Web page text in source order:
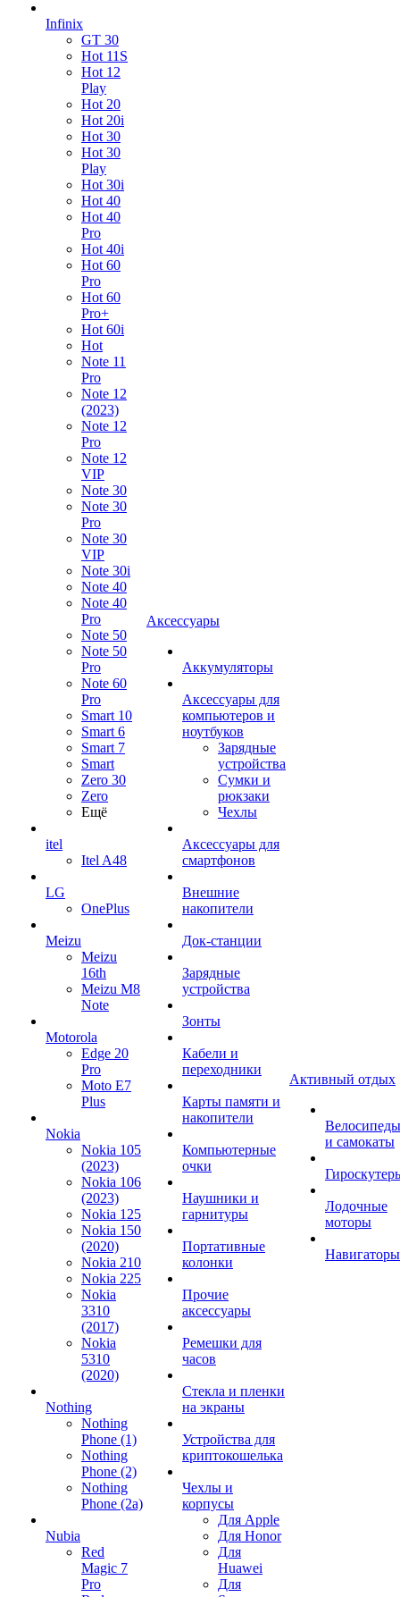
Infinix
GT 30
Hot 11S
Hot 12
Play
Hot 20
Hot 20i
Hot 30
Hot 30
Play
Hot 30i
Hot 40
Hot 40
Pro
Hot 40i
Hot 60
Pro
Hot 60
Pro+
Hot 60i
Hot
Note 11
Pro
Note 12
(2023)
Note 12
Pro
Note 12
VIP
Note 30
Note 30
Pro
Note 30
VIP
Note 30i
Note 40
Note 40
Pro
Note 50
Note 50
Pro
Note 60
Pro
Smart 10
Smart 6
Smart 7
Smart
Zero 30
Zero
Ещё
itel
Itel A48
LG
OnePlus
Meizu
Meizu
16th
Meizu M8
Note
Motorola
Edge 20
Pro
Moto E7
Plus
Nokia
Nokia 105
(2023)
Nokia 106
(2023)
Nokia 125
Nokia 150
(2020)
Nokia 210
Nokia 225
Nokia
3310
(2017)
Nokia
5310
(2020)
Nothing
Nothing
Phone (1)
Nothing
Phone (2)
Nothing
Phone (2a)
Nubia
Red
Magic 7
Pro
Аксессуары
Аккумуляторы
Аксессуары для
компьютеров и
ноутбуков
Зарядные
устройства
Сумки и
рюкзаки
Чехлы
Аксессуары для
смартфонов
Внешние
накопители
Док-станции
Зарядные
устройства
Зонты
Кабели и
переходники
Карты памяти и
накопители
Компьютерные
очки
Наушники и
гарнитуры
Портативные
колонки
Прочие
аксессуары
Ремешки для
часов
Стекла и пленки
на экраны
Устройства для
криптокошелька
Чехлы и
корпусы
Для Apple
Для Honor
Для
Huawei
Для
Активный отдых
Велосипеды
и самокаты
Лодочные
моторы
Навигаторы